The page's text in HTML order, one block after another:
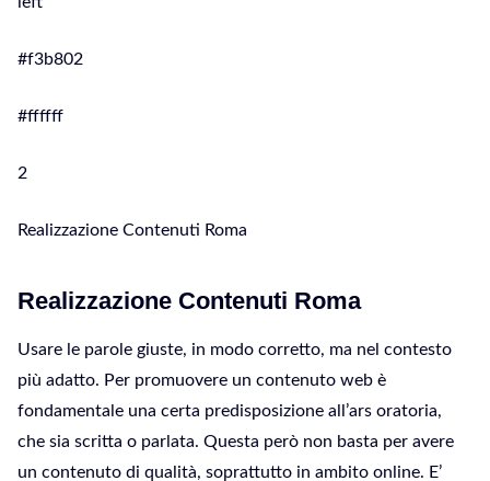
#f3b802
#ffffff
2
Realizzazione Contenuti Roma
Realizzazione Contenuti Roma
Usare le parole giuste, in modo corretto, ma nel contesto
più adatto. Per promuovere un contenuto web è
fondamentale una certa predisposizione all’ars oratoria,
che sia scritta o parlata. Questa però non basta per avere
un contenuto di qualità, soprattutto in ambito online. E’